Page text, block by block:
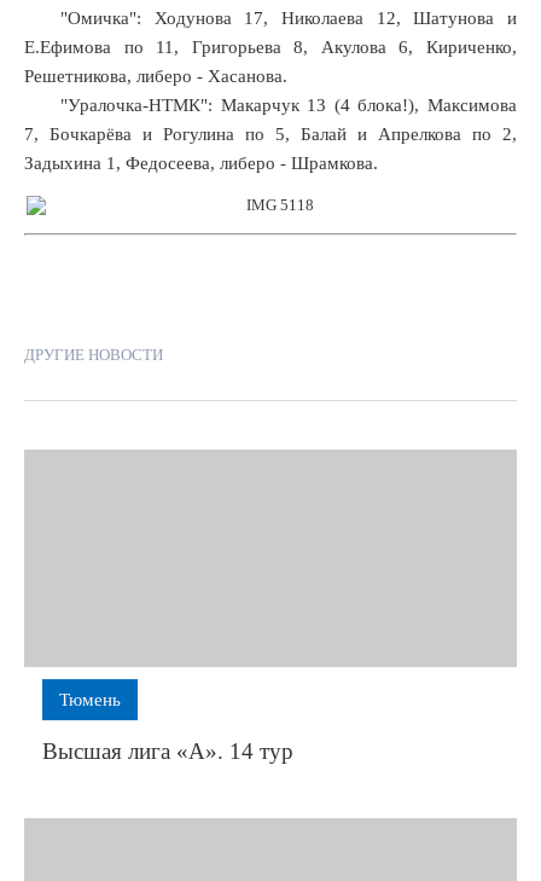
"Омичка": Ходунова 17, Николаева 12, Шатунова и
Е.Ефимова по 11, Григорьева 8, Акулова 6, Кириченко,
Решетникова, либеро - Хасанова.
"Уралочка-НТМК": Макарчук 13 (4 блока!), Максимова
7, Бочкарёва и Рогулина по 5, Балай и Апрелкова по 2,
Задыхина 1, Федосеева, либеро - Шрамкова.
ДРУГИЕ НОВОСТИ
Тюмень
Высшая лига «А». 14 тур